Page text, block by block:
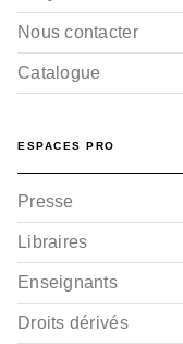
Nous contacter
Catalogue
ESPACES PRO
Presse
Libraires
Enseignants
Droits dérivés